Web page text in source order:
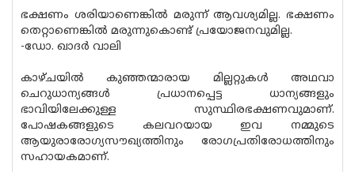
ഭക്ഷണം ശരിയാണെങ്കില്‍ മരുന്ന് ആവശ്യമില്ല. ഭക്ഷണം
തെറ്റാണെങ്കില്‍ മരുന്നുകൊണ്ട് പ്രയോജനവുമില്ല.
-ഡോ. ഖാദര്‍ വാലി
കാഴ്ചയില്‍ കുഞ്ഞന്മാരായ മില്ലറ്റുകള്‍ അഥവാ
ചെറുധാന്യങ്ങള്‍ പ്രധാനപ്പെട്ട ധാന്യങ്ങളും
ഭാവിയിലേക്കുള്ള സുസ്ഥിരഭക്ഷണവുമാണ്.
പോഷകങ്ങളുടെ കലവറയായ ഇവ നമ്മുടെ
ആയുരാരോഗ്യസൗഖ്യത്തിനും രോഗപ്രതിരോധത്തിനും
സഹായകമാണ്.